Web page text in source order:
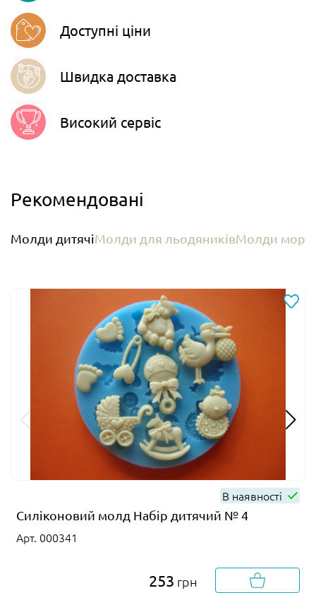
Доступні ціни
Швидка доставка
Високий сервіс
Рекомендовані
Молди дитячіМолди для льодяниківМолди
В наявності
Силіконовий молд Набір дитячий № 4
Арт. 000341
253 грн